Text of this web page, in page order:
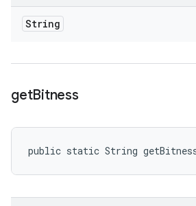
String
getBitness
public static String